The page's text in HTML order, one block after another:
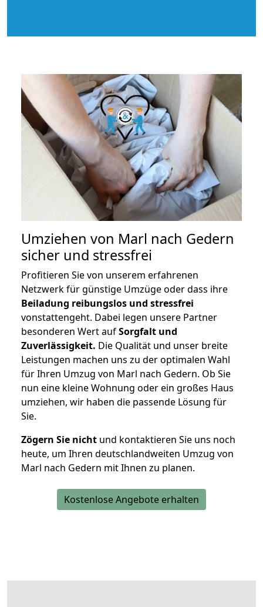
Umziehen von Marl nach Gedern
sicher und stressfrei
Profitieren Sie von unserem erfahrenen
Netzwerk für günstige Umzüge oder dass ihre
Beiladung reibungslos und stressfrei
vonstattengeht. Dabei legen unsere Partner
besonderen Wert aufSorgfalt und
Zuverlässigkeit. Die Qualität und unser breite
Leistungen machen uns zu der optimalen Wahl
für Ihren Umzug von Marl nach Gedern. Ob Sie
nun eine kleine Wohnung oder ein großes Haus
umziehen, wir haben die passende Lösung für
Sie.
Zögern Sie nicht und kontaktieren Sie uns noch
heute, um Ihren deutschlandweiten Umzug von
Marl nach Gedern mit Ihnen zu planen.
Kostenlose Angebote erhalten